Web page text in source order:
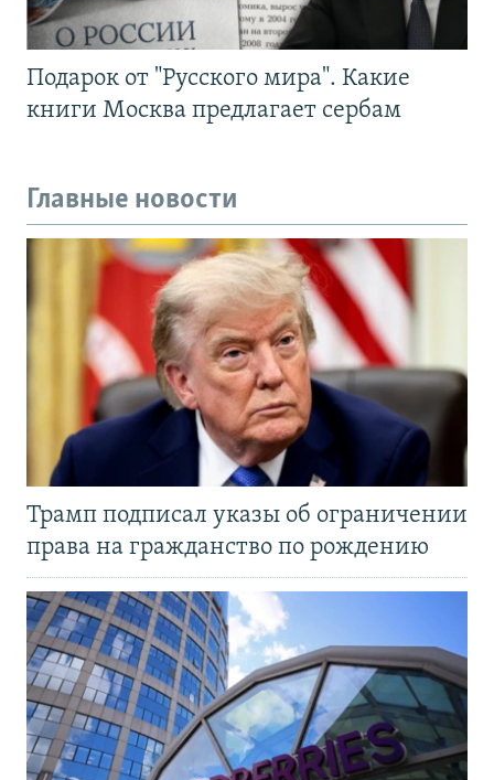
Подарок от "Русского мира". Какие
книги Москва предлагает сербам
Главные новости
Трамп подписал указы об ограничении
права на гражданство по рождению